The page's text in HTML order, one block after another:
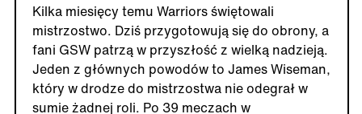
Kilka miesięcy temu Warriors świętowali
mistrzostwo. Dziś przygotowują się do obrony, a
fani GSW patrzą w przyszłość z wielką nadzieją.
Jeden z głównych powodów to James Wiseman,
który w drodze do mistrzostwa nie odegrał w
sumie żadnej roli. Po 39 meczach w